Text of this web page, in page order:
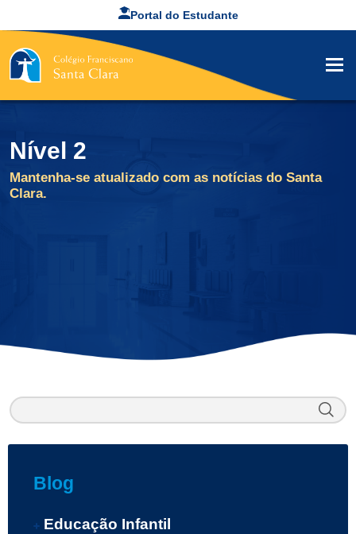
Portal do Estudante
Nível 2
Mantenha-se atualizado com as notícias do Santa
Clara.
Blog
Educação Infantil